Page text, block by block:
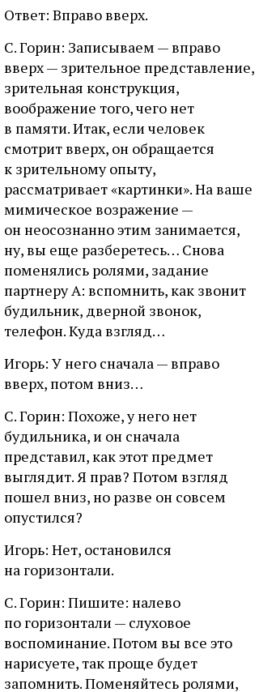
Ответ: Вправо вверх.
С. Горин: Записываем — вправо
вверх — зрительное представление,
зрительная конструкция,
воображение того, чего нет
в памяти. Итак, если человек
смотрит вверх, он обращается
к зрительному опыту,
рассматривает «картинки». На ваше
мимическое возражение —
он неосознанно этим занимается,
ну, вы еще разберетесь… Снова
поменялись ролями, задание
партнеру А: вспомнить, как звонит
будильник, дверной звонок,
телефон. Куда взгляд…
Игорь: У него сначала — вправо
вверх, потом вниз…
С. Горин: Похоже, у него нет
будильника, и он сначала
представил, как этот предмет
выглядит. Я прав? Потом взгляд
пошел вниз, но разве он совсем
опустился?
Игорь: Нет, остановился
на горизонтали.
С. Горин: Пишите: налево
по горизонтали — слуховое
воспоминание. Потом вы все это
нарисуете, так проще будет
запомнить. Поменяйтесь ролями,